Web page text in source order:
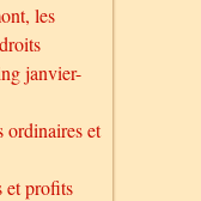
les
janvier-
ordinaires et
et profits